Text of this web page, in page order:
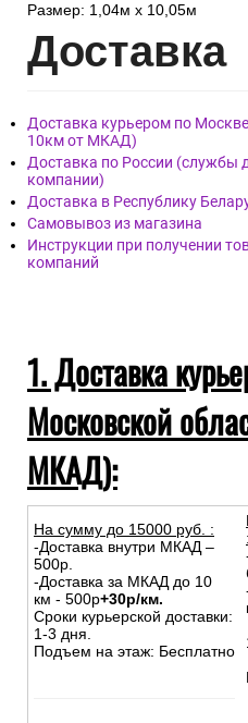
Размер: 1,04м х 10,05м
Доставка
Доставка курьером по
10км от МКАД)
Доставка по России (службы
компании)
Доставка в Республику
Самовывоз из магазина
Инструкции при получении
компаний
1. Доставка
Московской
МКАД):
На сумму до 15000 руб. :
-Доставка внутри МКАД –
500р.
-Доставка за МКАД до 10
км - 500р+30р/км.
Сроки курьерской доставки:
1-3 дня.
Подъем на этаж: Бесплатно
: